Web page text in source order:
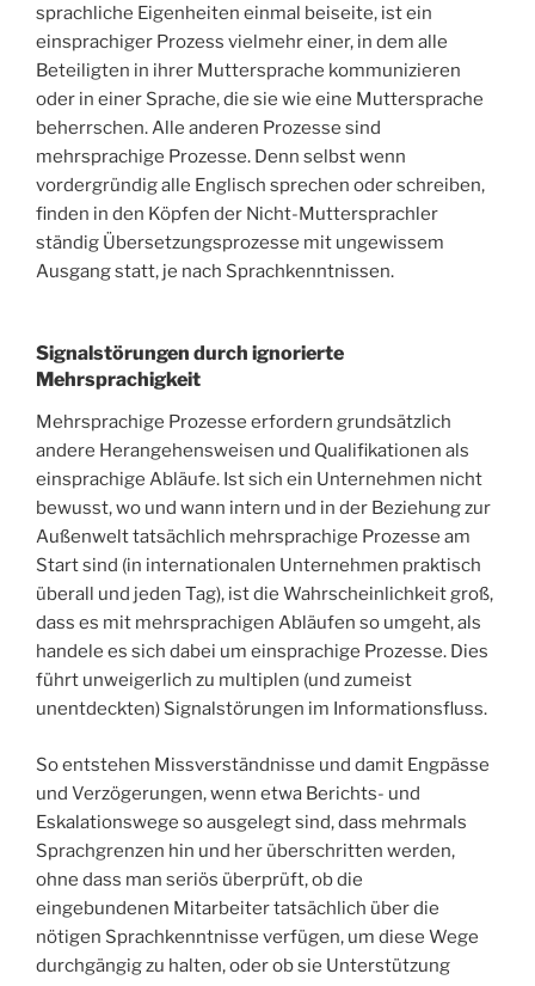
sprachliche Eigenheiten einmal beiseite, ist ein
einsprachiger Prozess vielmehr einer, in dem alle
Beteiligten in ihrer Muttersprache kommunizieren
oder in einer Sprache, die sie wie eine Muttersprache
beherrschen. Alle anderen Prozesse sind
mehrsprachige Prozesse. Denn selbst wenn
vordergründig alle Englisch sprechen oder schreiben,
finden in den Köpfen der Nicht-Muttersprachler
ständig Übersetzungsprozesse mit ungewissem
Ausgang statt, je nach Sprachkenntnissen.
Signalstörungen durch ignorierte
Mehrsprachigkeit
Mehrsprachige Prozesse erfordern grundsätzlich
andere Herangehensweisen und Qualifikationen als
einsprachige Abläufe. Ist sich ein Unternehmen nicht
bewusst, wo und wann intern und in der Beziehung zur
Außenwelt tatsächlich mehrsprachige Prozesse am
Start sind (in internationalen Unternehmen praktisch
überall und jeden Tag), ist die Wahrscheinlichkeit groß,
dass es mit mehrsprachigen Abläufen so umgeht, als
handele es sich dabei um einsprachige Prozesse. Dies
führt unweigerlich zu multiplen (und zumeist
unentdeckten) Signalstörungen im Informationsfluss.
So entstehen Missverständnisse und damit Engpässe
und Verzögerungen, wenn etwa Berichts- und
Eskalationswege so ausgelegt sind, dass mehrmals
Sprachgrenzen hin und her überschritten werden,
ohne dass man seriös überprüft, ob die
eingebundenen Mitarbeiter tatsächlich über die
nötigen Sprachkenntnisse verfügen, um diese Wege
durchgängig zu halten, oder ob sie Unterstützung